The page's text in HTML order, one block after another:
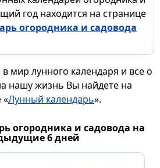
год находится на странице
огородника и садовода
мир лунного календаря и все о
нашу жизнь Вы найдете на
«Лунный календарь».
огородника и садовода на
6 дней